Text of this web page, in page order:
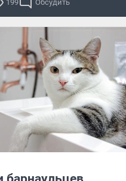
199 Обсудить